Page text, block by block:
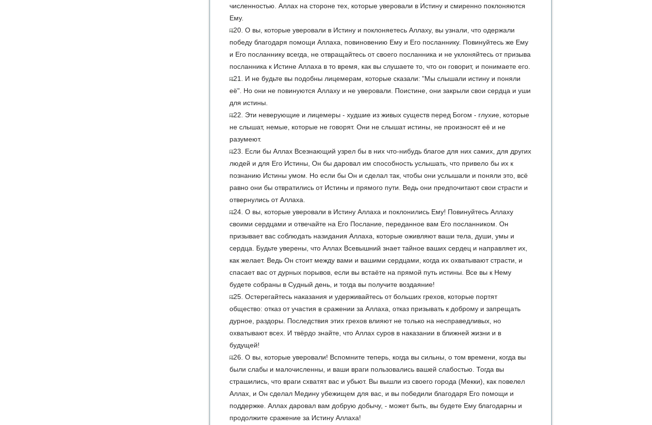
численностью. Аллах на стороне тех, которые уверовали в Истину и смиренно поклоняются
Ему.
20. О вы, которые уверовали в Истину и поклоняетесь Аллаху, вы узнали, что одержали
победу благодаря помощи Аллаха, повиновению Ему и Его посланнику. Повинуйтесь же Ему
и Его посланнику всегда, не отвращайтесь от своего посланника и не уклоняйтесь от призыва
посланника к Истине Аллаха в то время, как вы слушаете то, что он говорит, и понимаете его.
21. И не будьте вы подобны лицемерам, которые сказали: "Мы слышали истину и поняли
её". Но они не повинуются Аллаху и не уверовали. Поистине, они закрыли свои сердца и уши
для истины.
22. Эти неверующие и лицемеры - худшие из живых существ перед Богом - глухие, которые
не слышат, немые, которые не говорят. Они не слышат истины, не произносят её и не
разумеют.
23. Если бы Аллах Всезнающий узрел бы в них что-нибудь благое для них самих, для других
людей и для Его Истины, Он бы даровал им способность услышать, что привело бы их к
познанию Истины умом. Но если бы Он и сделал так, чтобы они услышали и поняли это, всё
равно они бы отвратились от Истины и прямого пути. Ведь они предпочитают свои страсти и
отвернулись от Аллаха.
24. О вы, которые уверовали в Истину Аллаха и поклонились Ему! Повинуйтесь Аллаху
своими сердцами и отвечайте на Его Послание, переданное вам Его посланником. Он
призывает вас соблюдать назидания Аллаха, которые оживляют ваши тела, души, умы и
сердца. Будьте уверены, что Аллах Всевышний знает тайное ваших сердец и направляет их,
как желает. Ведь Он стоит между вами и вашими сердцами, когда их охватывают страсти, и
спасает вас от дурных порывов, если вы встаёте на прямой путь истины. Все вы к Нему
будете собраны в Судный день, и тогда вы получите воздаяние!
25. Остерегайтесь наказания и удерживайтесь от больших грехов, которые портят
общество: отказ от участия в сражении за Аллаха, отказ призывать к доброму и запрещать
дурное, раздоры. Последствия этих грехов влияют не только на несправедливых, но
охватывают всех. И твёрдо знайте, что Аллах суров в наказании в ближней жизни и в
будущей!
26. О вы, которые уверовали! Вспомните теперь, когда вы сильны, о том времени, когда вы
были слабы и малочисленны, и ваши враги пользовались вашей слабостью. Тогда вы
страшились, что враги схватят вас и убьют. Вы вышли из своего города (Мекки), как повелел
Аллах, и Он сделал Медину убежищем для вас, и вы победили благодаря Его помощи и
поддержке. Аллах даровал вам добрую добычу, - может быть, вы будете Ему благодарны и
продолжите сражение за Истину Аллаха!